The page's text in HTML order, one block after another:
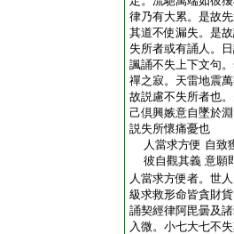
律乃有大累。是故
其道不使漏失。是
失所者或有誦人。
諷誦不失上下文句
禪之寂。天雷地震
故説慮不失所者也
己倶興嫉意自墜於
説失所懷痛憂也
人當求方便 自致
彼自觀其義 意願
人當求方便者。世
級求救形命皆貪財
誦契經律阿毘曇及
入微。小七大七不